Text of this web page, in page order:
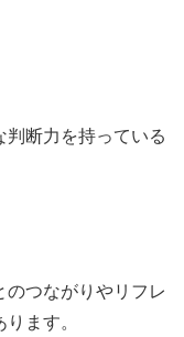
判断力を持っている
のつながりやリフレ
ます。